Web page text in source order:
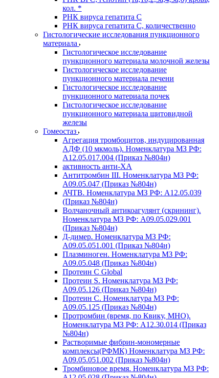
кол. *
РНК вируса гепатита C
РНК вируса гепатита C, количественно
Гистологические исследования пункционного
материала
Гистологическое исследование
пункционного материала молочной железы
Гистологическое исследование
пункционного материала печени
Гистологическое исследование
пункционного материала почек
Гистологическое исследование
пункционного материала щитовидной
железы
Гомеостаз
Агрегация тромбоцитов, индуцированная
АДФ (10 мкмоль). Номенклатура МЗ РФ:
A12.05.017.004 (Приказ №804н)
активность анти-ХА
Антитромбин III. Номенклатура МЗ РФ:
A09.05.047 (Приказ №804н)
АЧТВ. Номенклатура МЗ РФ: A12.05.039
(Приказ №804н)
Волчаночный антикоагулянт (скрининг).
Номенклатура МЗ РФ: A09.05.029.001
(Приказ №804н)
Д-димер. Номенклатура МЗ РФ:
A09.05.051.001 (Приказ №804н)
Плазминоген. Номенклатура МЗ РФ:
A09.05.048 (Приказ №804н)
Протеин C Global
Протеин S. Номенклатура МЗ РФ:
A09.05.126 (Приказ №804н)
Протеин С. Номенклатура МЗ РФ:
A09.05.125 (Приказ №804н)
Протромбин (время, по Квику, МНО).
Номенклатура МЗ РФ: A12.30.014 (Приказ
№804н)
Растворимые фибрин-мономерные
комплексы(РФМК) Номенклатура МЗ РФ:
A09.05.051.002 (Приказ №804н)
Тромбиновое время. Номенклатура МЗ РФ: